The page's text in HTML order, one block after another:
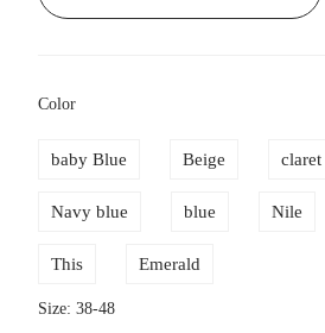
Color
baby Blue Beige claret
Navy blue blue Nile
This Emerald
Size: 38-48